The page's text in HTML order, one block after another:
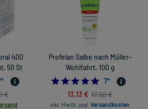
400
50 St
*
€
Profelan Salbe nach Müller-
Wohlfahrt, 100 g
5.0
7*
13,13 € 17,50 €
inkl. MwSt. zzgl. Versandkosten